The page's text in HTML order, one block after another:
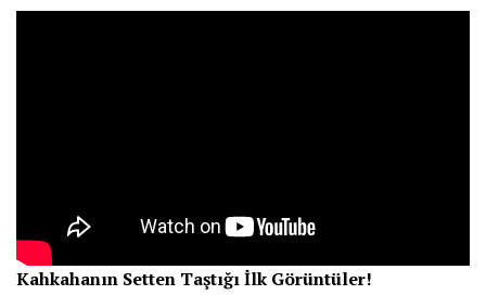
Kahkahanın Setten Taştığı İlk Görüntüler!